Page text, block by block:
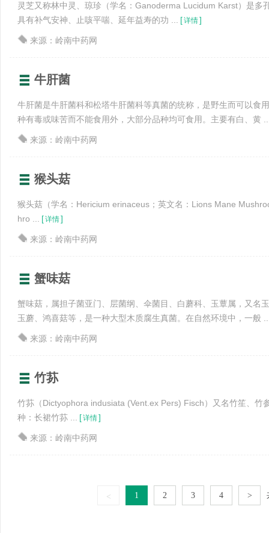
灵芝又称林中灵、琼珍（学名：Ganoderma Lucidum Karst）是多
具有补气安神、止咳平喘、延年益寿的功 ... [详情]
来源：岭南中药网
牛肝菌
牛肝菌是牛肝菌科和松塔牛肝菌科等真菌的统称，是野生而可以食
种有毒或味苦而不能食用外，大部分品种均可食用。主要有白、黄
来源：岭南中药网
猴头菇
猴头菇（学名：Hericium erinaceus；英文名：Lions Mane
hro ... [详情]
来源：岭南中药网
蟹味菇
蟹味菇，属担子菌亚门、层菌纲、伞菌目、白蘑科、玉蕈属，又名
玉蘑、鸿喜菇等，是一种大型木质腐生真菌。在自然环境中，一般
来源：岭南中药网
竹荪
竹荪（Dictyophora indusiata (Vent.ex Pers) Fisch）又名竹笙、竹
种：长裙竹荪 ... [详情]
来源：岭南中药网
< 1 2 3 4 >